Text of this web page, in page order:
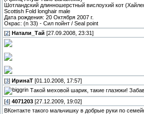
Шотландский длинношерстный вислоухий кот
Scottish Fold longhair male
Дата рождения: 20 Октября 2007 г.
Окрас: (n 33) - Cил пойнт / Seal point
[2] Натали_Тай [27.09.2008, 23:31]
[3] ИринаТ [01.10.2008, 17:57]
Такой меховой шарик, такие глазюки!
[4] 4071203 [27.12.2009, 19:02]
ВКонтакте такого мальчишку в добрые руки по